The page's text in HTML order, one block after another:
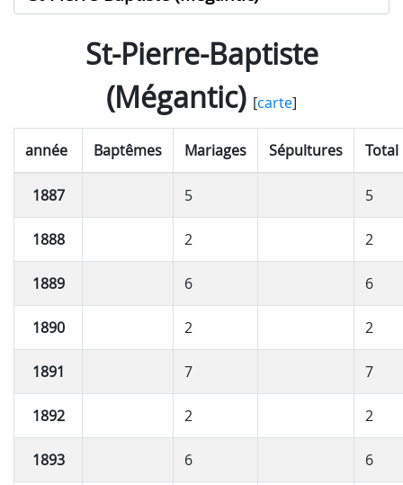
St-Pierre-Baptiste
(Mégantic)[carte]
année Baptêmes Mariages Sépultures Total
1887 5 5
1888 2 2
1889 6 6
1890 2 2
1891 7 7
1892 2 2
1893 6 6